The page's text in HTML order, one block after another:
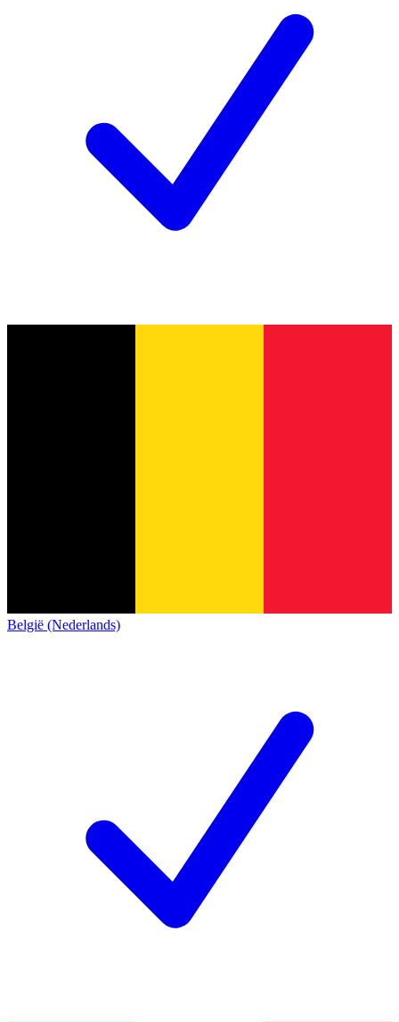
België (Nederlands)